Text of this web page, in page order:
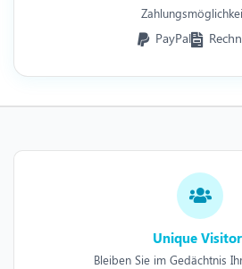
PayPal
Unique
Bleiben Sie im Gedächtnis